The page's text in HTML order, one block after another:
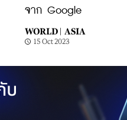
จาก Google
WORLD | ASIA
15 Oct 2023